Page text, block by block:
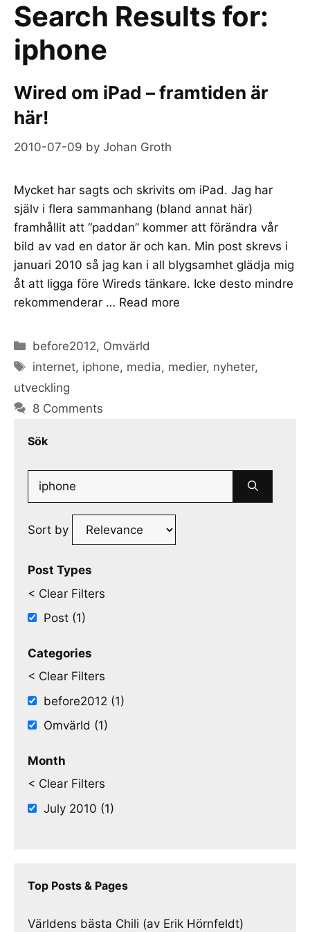
Search Results for:
iphone
Wired om iPad – framtiden är
här!
2010-07-09 by Johan Groth
Mycket har sagts och skrivits om iPad. Jag har
själv i flera sammanhang (bland annat här)
framhållit att “paddan” kommer att förändra vår
bild av vad en dator är och kan. Min post skrevs i
januari 2010 så jag kan i all blygsamhet glädja mig
åt att ligga före Wireds tänkare. Icke desto mindre
rekommenderar … Read more
Categories
before2012, Omvärld
Tags
internet, iphone, media, medier, nyheter,
utveckling
8 Comments
Sök
Search
for:
Sort by
Post Types
< Clear Filters
Post (1)
Categories
< Clear Filters
before2012 (1)
Omvärld (1)
Month
< Clear Filters
July 2010 (1)
Top Posts & Pages
Världens bästa Chili (av Erik Hörnfeldt)